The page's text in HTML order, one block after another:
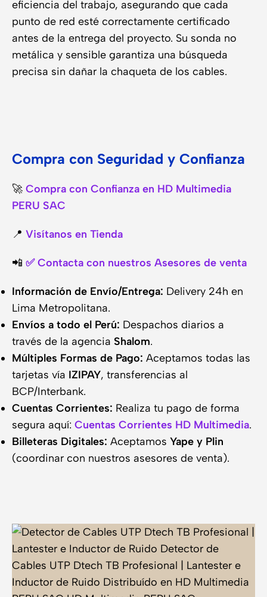
eficiencia del trabajo, asegurando que cada
punto de red esté correctamente certificado
antes de la entrega del proyecto. Su sonda no
metálica y sensible garantiza una búsqueda
precisa sin dañar la chaqueta de los cables.
Compra con Seguridad y Confianza
🚀 Compra con Confianza en HD Multimedia
PERU SAC
📍 Visítanos en Tienda
📲 ✅ Contacta con nuestros Asesores de venta
Información de Envío/Entrega: Delivery 24h en
Lima Metropolitana.
Envíos a todo el Perú: Despachos diarios a
través de la agencia Shalom.
Múltiples Formas de Pago: Aceptamos todas las
tarjetas vía IZIPAY, transferencias al
BCP/Interbank.
Cuentas Corrientes: Realiza tu pago de forma
segura aquí: Cuentas Corrientes HD Multimedia.
Billeteras Digitales: Aceptamos Yape y Plin
(coordinar con nuestros asesores de venta).